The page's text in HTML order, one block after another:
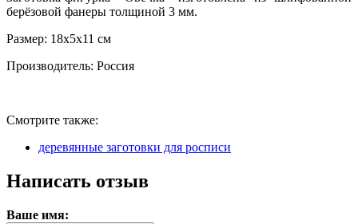
берёзовой фанеры толщиной 3 мм.
Размер: 18х5х11 см
Производитель: Россия
Смотрите также:
деревянные заготовки для росписи
Написать отзыв
Ваше имя: